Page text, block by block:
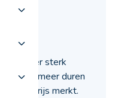
zeer sterk
lang meer duren
merkt.